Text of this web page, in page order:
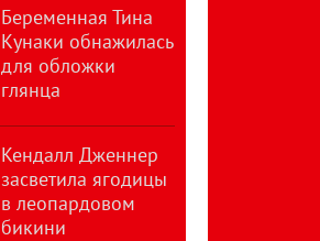
Беременная Тина
Кунаки обнажилась
для обложки
глянца
Кендалл Дженнер
засветила ягодицы
в леопардовом
бикини